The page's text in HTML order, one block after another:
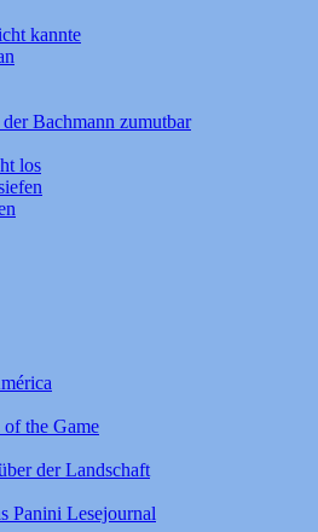
kannte
Bachmann zumutbar
los
the Game
der Landschaft
Panini Lesejournal